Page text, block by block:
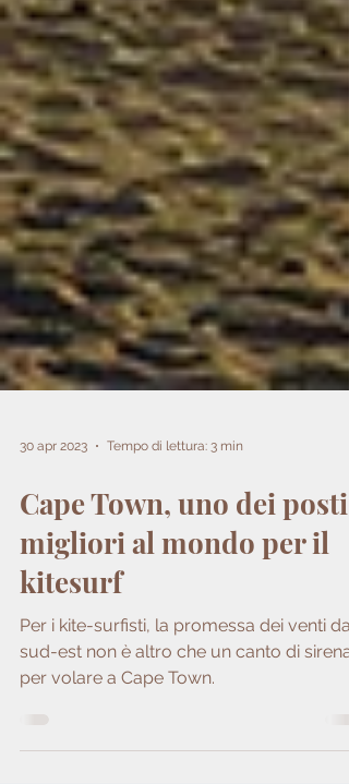
30 apr 2023
Cape Town, uno dei posti
migliori al mondo per il
kitesurf
per volare a Cape Town.